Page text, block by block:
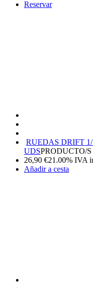
Reservar
RUEDAS DRIFT
UDSPRODUCTO/
26,90 €21.00% IVA
Añadir a cesta